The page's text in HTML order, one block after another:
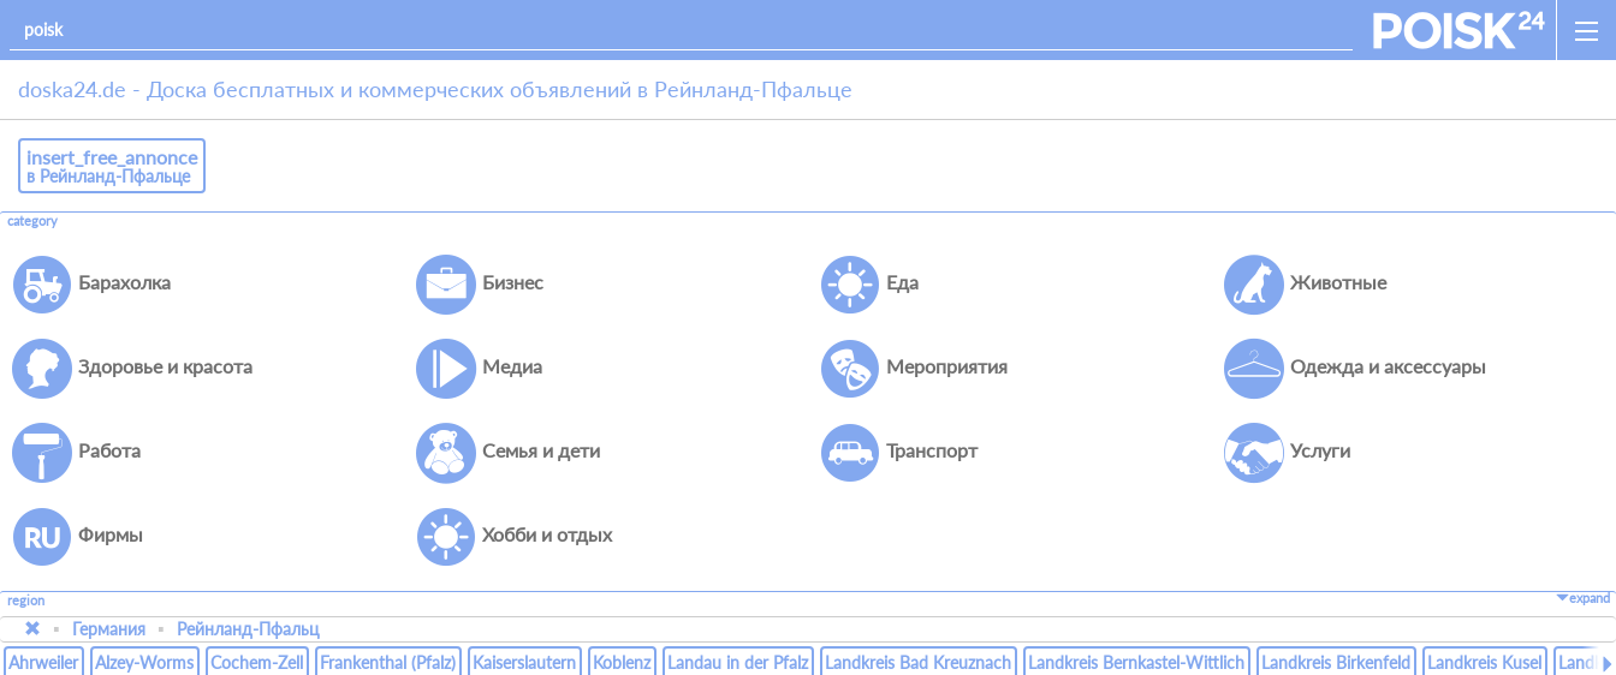
doska24.de - Доска бесплатных и коммерческих объявлений в Рейнланд-Пфальце
insert_free_annonce
в Рейнланд-Пфальце
category
Барахолка Бизнес Еда Животные
Здоровье и красота Медиа Мероприятия Одежда и аксессуары
Работа Семья и дети Транспорт Услуги
Фирмы Хобби и отдых
region expand
Германия
Рейнланд-Пфальц
Ahrweiler
Alzey-Worms Cochem-Zell Frankenthal (Pfalz) Kaiserslautern Koblenz Landau in der Pfalz Landkreis Bad Kreuznach Landkreis Bernkastel-Wittlich Landkreis Birkenfeld Landkreis Kusel